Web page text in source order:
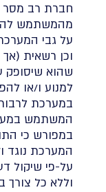
חברת רב מסר
על גבי
וכן רשאית
שהוא שיסופק
למנוע ו/או
במערכת
המשתמש
במפורש כי
המערכת נוגד
על-פי שיקול
וללא כל